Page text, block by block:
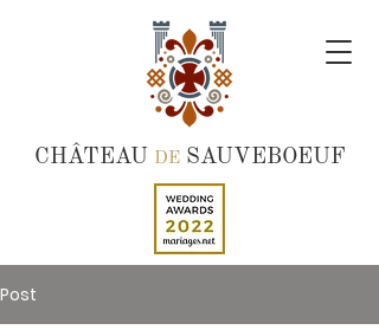
CHÂTEAU DESAUVEBOEUF
Post